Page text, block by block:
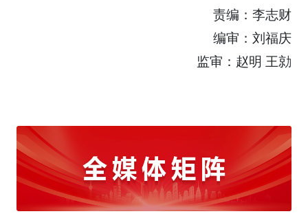
责编：李志财
编审：刘福庆
监审：赵明 王勍